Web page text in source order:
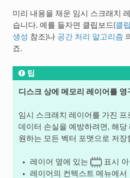
미리 내용을 채운 임시 스크래치
습니다. 예를 들자면 클립보드(클
생성 참조)나 공간 처리 알고리즘
죠.
팁
디스크 상에 메모리 레이어를 영
임시 스크래치 레이어를 가진 프
데이터 손실을 예방하려면, 해당
원하는 모든 벡터 포맷으로 저장
레이어 옆에 있는
표시 아
레이어의 컨텍스트 메뉴에서